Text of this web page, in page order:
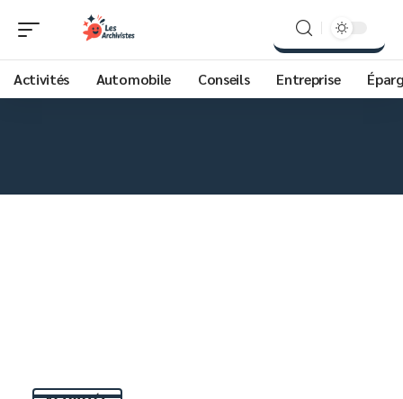
Activités Automobile Conseils Entreprise